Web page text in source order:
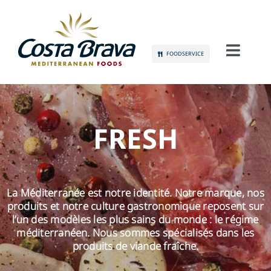
content
FOODSERVICE
À PROPOS DE NOUS
DURABILITÉ
PRODUITS
COMMUNICATION
EMPLOI
CONTACT
FRESH
La Méditerranée est notre identité. Notre marque, nos
produits et notre culture gastronomique reposent sur
l’un des modèles les plus sains du monde : le régime
méditerranéen. Nous sommes spécialisés dans les
produits de viande fraîche.